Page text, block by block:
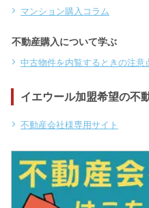
マンション購入コラム
不動産購入について学ぶ
中古物件を内覧するときの注意
イエウール加盟希望の不
不動産会社様専用サイト